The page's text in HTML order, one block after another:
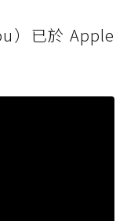
）已於 Apple